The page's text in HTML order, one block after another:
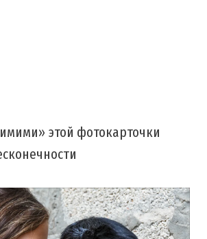
этой фотокарточки